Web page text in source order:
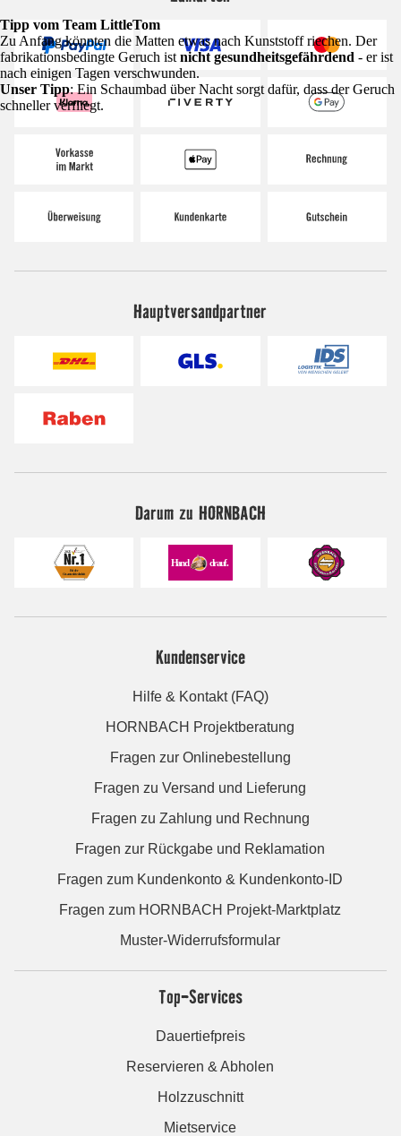
Tipp vom Team LittleTom
Zu Anfang könnten die Matten etwas nach Kunststoff riechen. Der
fabrikationsbedingte Geruch ist nicht gesundheitsgefährdend - er ist
nach einigen Tagen verschwunden.
Unser Tipp: Ein Schaumbad über Nacht sorgt dafür, dass der Geruch
schneller verfliegt.
Hauptversandpartner
Darum zu HORNBACH
Kundenservice
Hilfe & Kontakt (FAQ)
HORNBACH Projektberatung
Fragen zur Onlinebestellung
Fragen zu Versand und Lieferung
Fragen zu Zahlung und Rechnung
Fragen zur Rückgabe und Reklamation
Fragen zum Kundenkonto & Kundenkonto-ID
Fragen zum HORNBACH Projekt-Marktplatz
Muster-Widerrufsformular
Top-Services
Dauertiefpreis
Reservieren & Abholen
Holzzuschnitt
Mietservice